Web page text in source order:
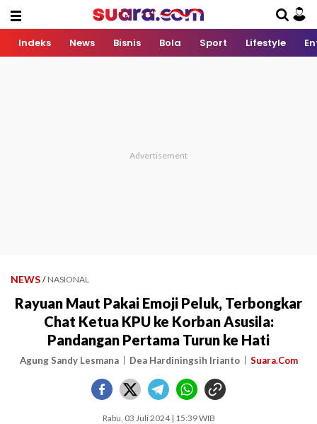
Indeks News Bisnis Bola Sport Lifestyle
NEWS / NASIONAL
Rayuan Maut Pakai Emoji Peluk, Terbongkar
Chat Ketua KPU ke Korban Asusila:
Pandangan Pertama Turun ke Hati
Agung Sandy Lesmana Dea Hardiningsih Irianto Suara.Com
Rabu, 03 Juli 2024 | 15:39 WIB